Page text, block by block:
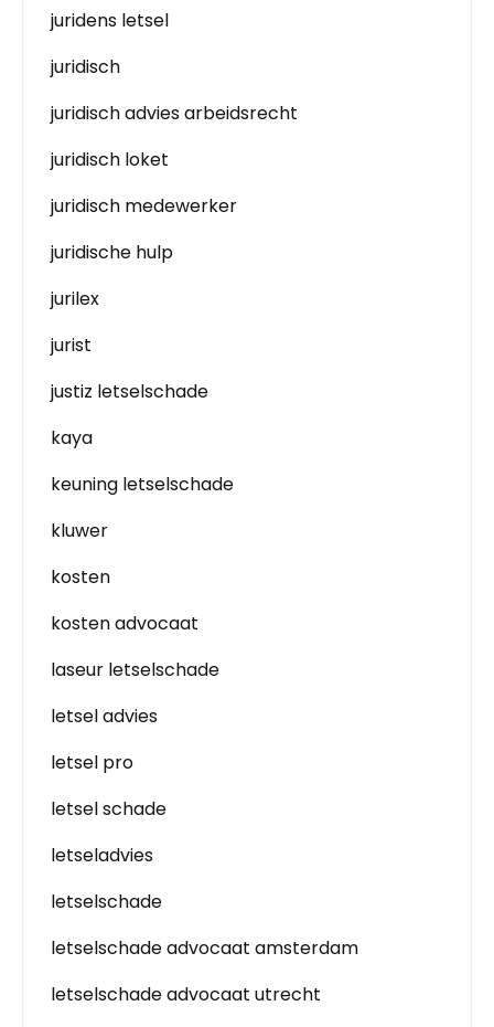
juridens letsel
juridisch
juridisch advies arbeidsrecht
juridisch loket
juridisch medewerker
juridische hulp
jurilex
jurist
justiz letselschade
kaya
keuning letselschade
kluwer
kosten
kosten advocaat
laseur letselschade
letsel advies
letsel pro
letsel schade
letseladvies
letselschade
letselschade advocaat amsterdam
letselschade advocaat utrecht